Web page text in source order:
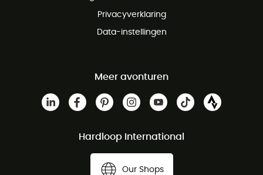
Privacyverklaring
Data-instellingen
Meer avonturen
Hardloop International
Our Shops